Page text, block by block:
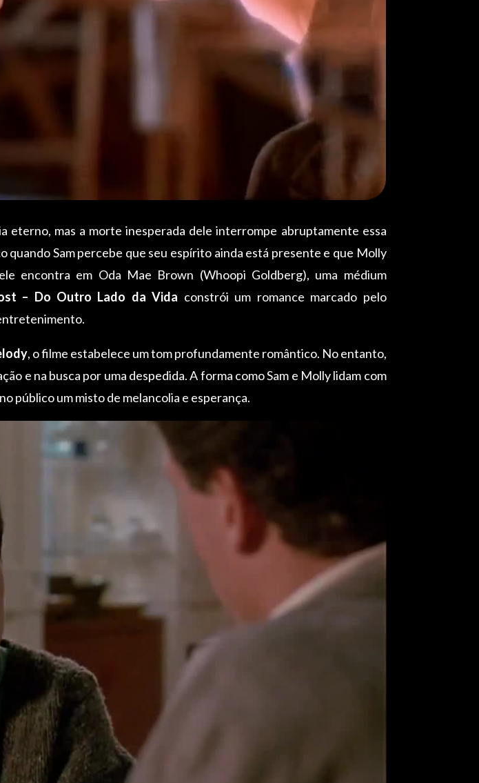
eterno, mas a morte inesperada dele interrompe abruptamente essa
Sam percebe que seu espírito ainda está presente e que Molly
encontra em Oda Mae Brown (Whoopi Goldberg), uma médium
– Do Outro Lado da Vida constrói um romance marcado pelo
, o filme estabelece um tom profundamente romântico. No entanto,
e na busca por uma despedida. A forma como Sam e Molly lidam com
público um misto de melancolia e esperança.